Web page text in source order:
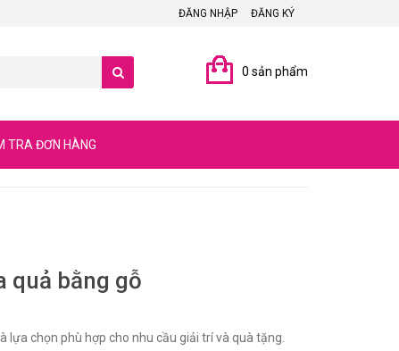
ĐĂNG NHẬP ĐĂNG KÝ
0 sản phẩm
TRA ĐƠN HÀNG
quả bằng gỗ
là lựa chọn phù hợp cho nhu cầu giải trí và quà tặng.